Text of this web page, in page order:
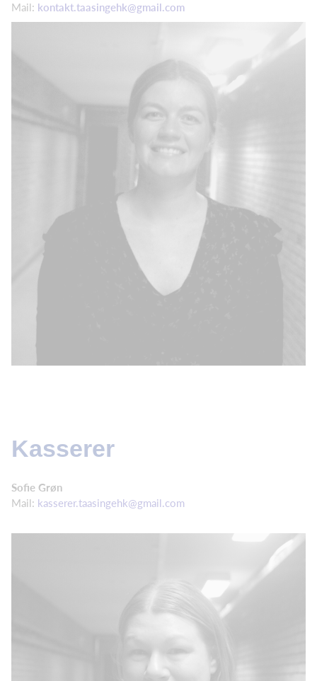
Mail: kontakt.taasingehk@gmail.com
Kasserer
Sofie Grøn
Mail: kasserer.taasingehk@gmail.com